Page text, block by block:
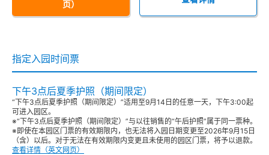
页）
指定入园时间票
下午3点后夏季护照（期间限定）
“下午3点后夏季护照（期间限定）”适用至9月14日的任意一天，下午3:00起
可进入园区。
※“下午3点后夏季护照（期间限定）”与以往销售的“午后护照”属于同一票种。
※即使在本园区门票的有效期限内，也无法将入园日期变更至2026年9月15日
（含）以后。对于无法在有效期限内变更且未使用的园区门票，将予以退款。
查看详情（英文网页）